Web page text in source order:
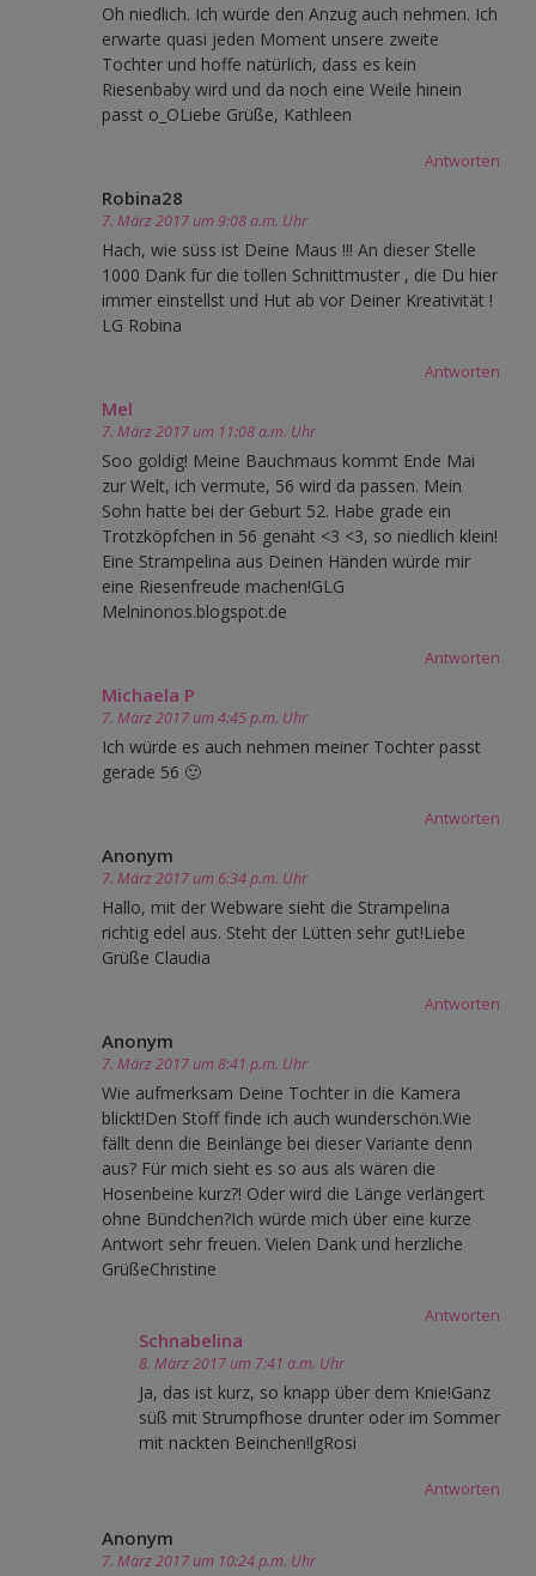
Oh niedlich. Ich würde den Anzug auch nehmen. Ich
erwarte quasi jeden Moment unsere zweite
Tochter und hoffe natürlich, dass es kein
Riesenbaby wird und da noch eine Weile hinein
passt o_OLiebe Grüße, Kathleen
Antworten
Robina28
7. März 2017 um 9:08 a.m. Uhr
Hach, wie süss ist Deine Maus !!! An dieser Stelle
1000 Dank für die tollen Schnittmuster , die Du hier
immer einstellst und Hut ab vor Deiner Kreativität !
LG Robina
Antworten
Mel
7. März 2017 um 11:08 a.m. Uhr
Soo goldig! Meine Bauchmaus kommt Ende Mai
zur Welt, ich vermute, 56 wird da passen. Mein
Sohn hatte bei der Geburt 52. Habe grade ein
Trotzköpfchen in 56 genäht <3 <3, so niedlich klein!
Eine Strampelina aus Deinen Händen würde mir
eine Riesenfreude machen!GLG
Melninonos.blogspot.de
Antworten
Michaela P
7. März 2017 um 4:45 p.m. Uhr
Ich würde es auch nehmen meiner Tochter passt
gerade 56 🙂
Antworten
Anonym
7. März 2017 um 6:34 p.m. Uhr
Hallo, mit der Webware sieht die Strampelina
richtig edel aus. Steht der Lütten sehr gut!Liebe
Grüße Claudia
Antworten
Anonym
7. März 2017 um 8:41 p.m. Uhr
Wie aufmerksam Deine Tochter in die Kamera
blickt!Den Stoff finde ich auch wunderschön.Wie
fällt denn die Beinlänge bei dieser Variante denn
aus? Für mich sieht es so aus als wären die
Hosenbeine kurz?! Oder wird die Länge verlängert
ohne Bündchen?Ich würde mich über eine kurze
Antwort sehr freuen. Vielen Dank und herzliche
GrüßeChristine
Antworten
Schnabelina
8. März 2017 um 7:41 a.m. Uhr
Ja, das ist kurz, so knapp über dem Knie!Ganz
süß mit Strumpfhose drunter oder im Sommer
mit nackten Beinchen!lgRosi
Antworten
Anonym
7. März 2017 um 10:24 p.m. Uhr